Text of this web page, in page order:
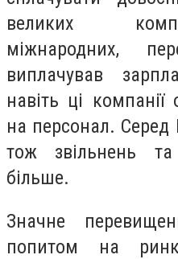
великих
міжнародних,
виплачував
навіть ці
на персонал. Серед
тож звільнень
більше.
Значне
попитом на